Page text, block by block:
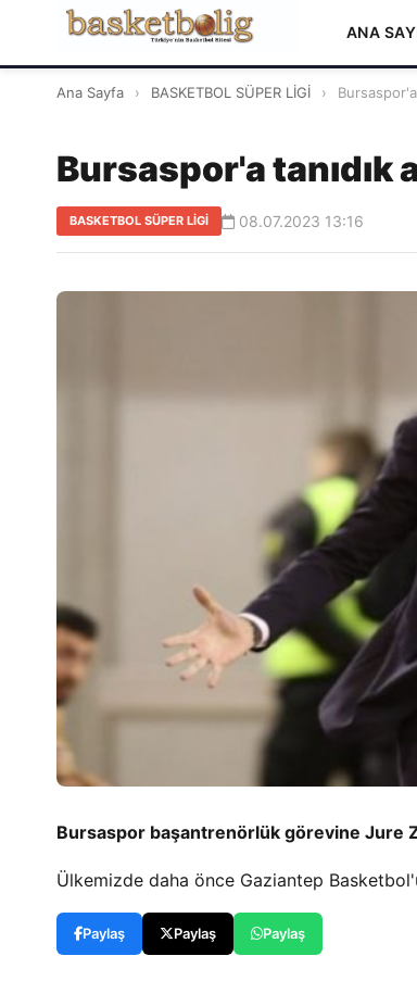
ANA
Ana Sayfa › BASKETBOL SÜPER LİGİ ›
Bursaspor'a tanıdık
BASKETBOL SÜPER LİGİ 08.07.2023 13:16
Bursaspor başantrenörlük görevine Jure
Ülkemizde daha önce Gaziantep
Paylaş Paylaş Paylaş